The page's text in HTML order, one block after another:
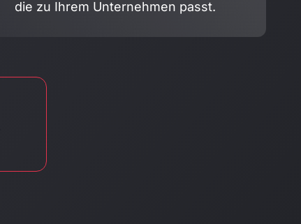
die zu Ihrem Unternehmen passt.